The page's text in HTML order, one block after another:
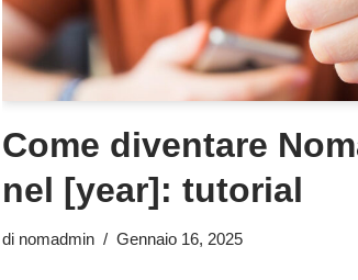
Come diventare
nel [year]: tutorial
di nomadmin Gennaio 16, 2025